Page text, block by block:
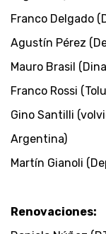
Franco Delgado
Agustín Pérez
Mauro Brasil
Franco Rossi
Gino Santilli
Argentina)
Martín Gianoli
Renovaciones: